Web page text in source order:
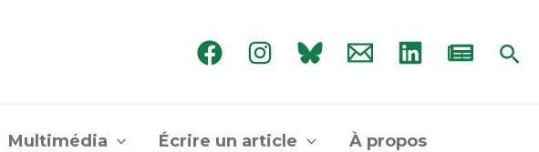
Multimédia Écrire un article À propos